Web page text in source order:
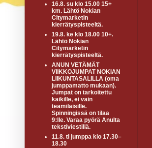
16.8. su klo 15.00 15+
km. Lähtö Nokian
Citymarketin
kierrätyspisteeltä.
19.8. ke klo 18.00 10+.
Lähtö Nokian
Citymarketin
kierrätyspisteeltä.
ANUN VETÄMÄT
VIIKKOJUMPAT NOKIAN
LIIKUNTASALILLA (oma
jumppamatto mukaan).
Jumpat on tarkoitettu
kaikille, ei vain
teamiläisille.
Spinningissä on tilaa
9:lle. Varaa pyörä Anulta
tekstiviestillä.
11.8. ti jumppa klo 17.30–
18.30